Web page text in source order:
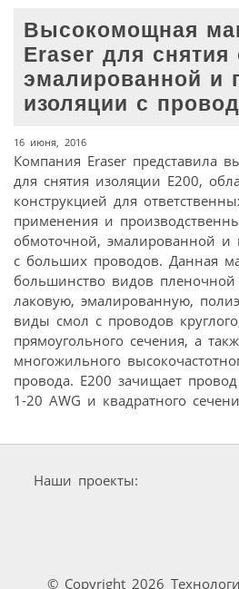
Высокомощная
Eraser для снятия
эмалированной и
изоляции с
16 июня, 2016
Компания Eraser представила
для снятия изоляции E200,
конструкцией для
применения и
обмоточной, эмалированной и
c больших проводов. Данная
большинство видов
лаковую, эмалированную,
виды смол с проводов
прямоугольного сечения, а
многожильного
провода. E200 зачищает
1-20 AWG и квадратного
Наши проекты:
© Copyright 2026